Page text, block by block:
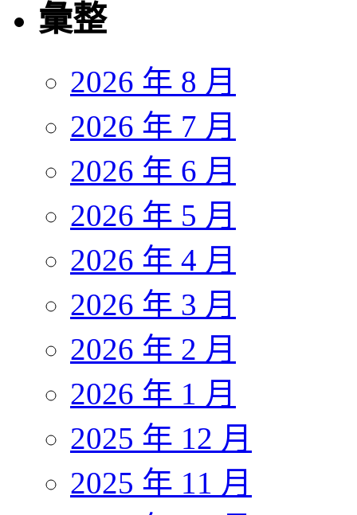
彙整
2026 年 8 月
2026 年 7 月
2026 年 6 月
2026 年 5 月
2026 年 4 月
2026 年 3 月
2026 年 2 月
2026 年 1 月
2025 年 12 月
2025 年 11 月